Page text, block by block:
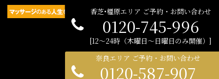
奈良エリア ご予約・お問い合わせ
0120-587-907
香芝•橿原エリア ご予約・お問い合わせ
0120-745-996
12〜24時（木曜日〜日曜日のみ開催）
民間広告支援機構 © 2021